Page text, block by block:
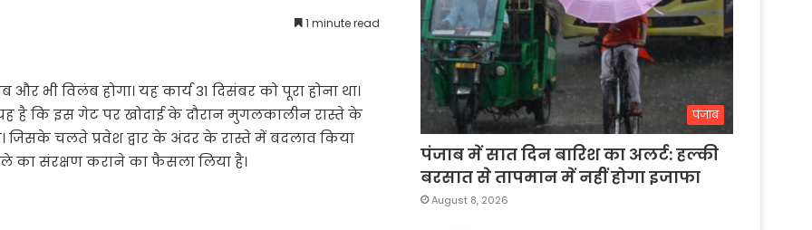
1 minute read
भी विलंब होगा। यह कार्य 31 दिसंबर को पूरा होना था।
कि इस गेट पर खोदाई के दौरान मुगलकालीन रास्ते के
चलते प्रवेश द्वार के अंदर के रास्ते में बदलाव किया
का संरक्षण कराने का फैसला लिया है।
पंजाब
पंजाब में सात दिन बारिश का अलर्ट: हल्की
बरसात से तापमान में नहीं होगा इजाफा
August 8, 2026